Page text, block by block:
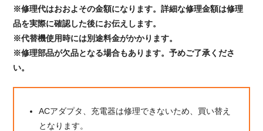
※修理代はおおよその金額になります。詳細な修理金額は修理
品を実際に確認した後にお伝えします。
※代替機使用時には別途料金がかかります。
※修理部品が欠品となる場合もあります。予めご了承くださ
い。
ACアダプタ、充電器は修理できないため、買い替え
となります。